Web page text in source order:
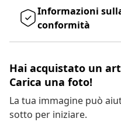
Informazioni
conformità
Hai acquistato un
Carica una foto!
La tua immagine può
sotto per iniziare.